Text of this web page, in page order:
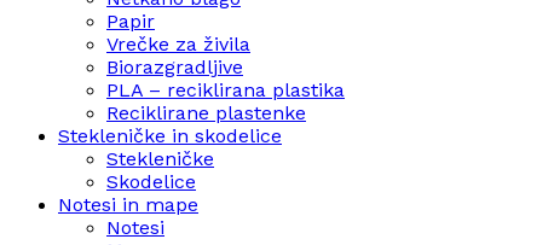
Papir
Vrečke za živila
Biorazgradljive
PLA – reciklirana plastika
Reciklirane plastenke
Stekleničke in skodelice
Stekleničke
Skodelice
Notesi in mape
Notesi